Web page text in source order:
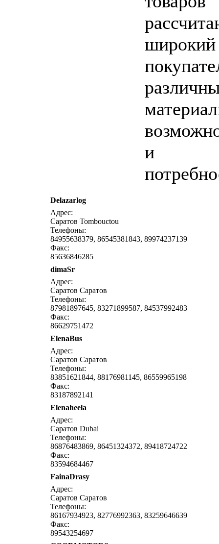
широкий
и
Delazarlog
Адрес:
Саратов Tombouctou
Телефоны:
84955638379, 86545381843, 89974237139
Факс:
85636846285
dimaSr
Адрес:
Саратов Саратов
Телефоны:
87981897645, 83271899587, 84537992483
Факс:
86629751472
ElenaBus
Адрес:
Саратов Саратов
Телефоны:
83851621844, 88176981145, 86559965198
Факс:
83187892141
Elenaheela
Адрес:
Саратов Dubai
Телефоны:
86876483869, 86451324372, 89418724722
Факс:
83594684467
FainaDrasy
Адрес:
Саратов Саратов
Телефоны:
86167934923, 82776992363, 83259646639
Факс:
89543254697